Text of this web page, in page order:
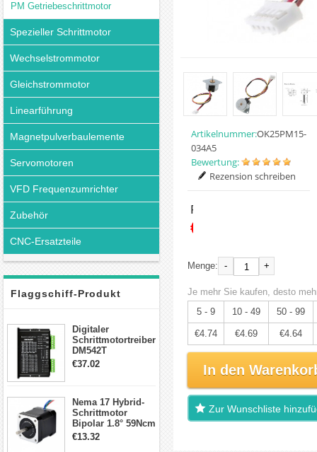
PM Getriebeschrittmotor
Spezieller Schrittmotor
Wechselstrommotor
Gleichstrommotor
Linearführung
Magnetpulverbaulemente
Servomotoren
VFD Frequenzumrichter
Zubehör
CNC-Ersatzteile
Flaggschiff-Produkt
Digitaler
Schrittmotortreiber
DM542T
Schrittmotor
Schrittmotor
€37.02
Nema 17 Hybrid-
Schrittmotor
Bipolar 1.8° 59Ncm
2A 4 Drähte mit 1m
€13.32
Artikelnummer:OK25PM15-
034A5
Bewertung:
Rezension schreiben
Preis:
€4.99
Menge: - +
Je mehr Sie kaufen, desto
5 - 9
10 - 49 50 - 99
€4.74 €4.69 €4.64
In den
Zur Wunschliste